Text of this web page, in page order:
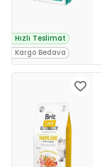
Hızlı Teslimat
Kargo Bedava